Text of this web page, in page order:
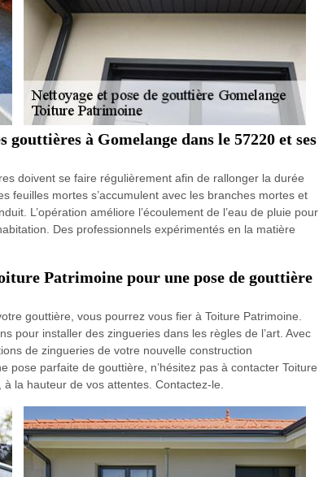
à Gomelange dans le 57220 et ses
doivent se faire régulièrement afin de rallonger la durée
feuilles mortes s’accumulent avec les branches mortes et
L’opération améliore l’écoulement de l’eau de pluie pour
Des professionnels expérimentés en la matière
Patrimoine pour une pose de gouttière
gouttière, vous pourrez vous fier à Toiture Patrimoine.
pour installer des zingueries dans les règles de l’art. Avec
de zingueries de votre nouvelle construction
parfaite de gouttière, n’hésitez pas à contacter Toiture
la hauteur de vos attentes. Contactez-le.